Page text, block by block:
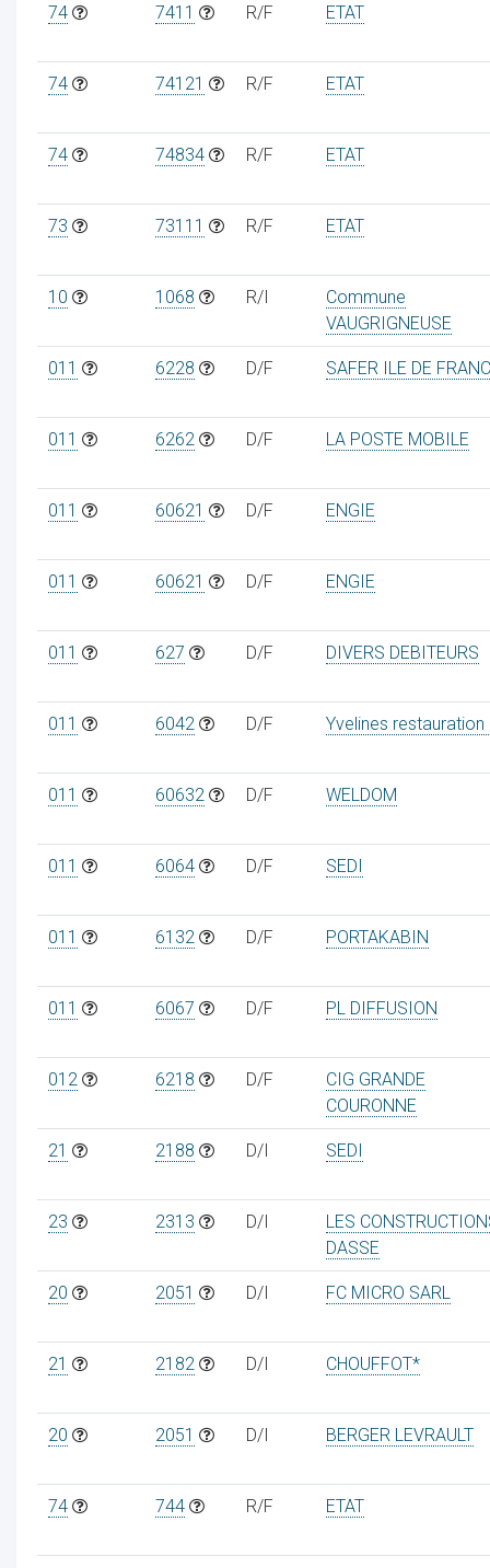
74 7411 R/F ETAT
74 74121 R/F ETAT
74 74834 R/F ETAT
73 73111 R/F ETAT
10 1068 R/I
Commune
VAUGRIGNEUSE
011 6228 D/F SAFER ILE DE
011 6262 D/F LA POSTE MOBILE
011 60621 D/F ENGIE
011 60621 D/F ENGIE
011 627 D/F DIVERS DEBITEURS
011 6042 D/F Yvelines restauration
011 60632 D/F WELDOM
011 6064 D/F SEDI
011 6132 D/F PORTAKABIN
011 6067 D/F PL DIFFUSION
012 6218 D/F
CIG GRANDE
COURONNE
21 2188 D/I SEDI
23 2313 D/I
LES
DASSE
20 2051 D/I FC MICRO SARL
21 2182 D/I CHOUFFOT*
20 2051 D/I BERGER LEVRAULT
74 744 R/F ETAT